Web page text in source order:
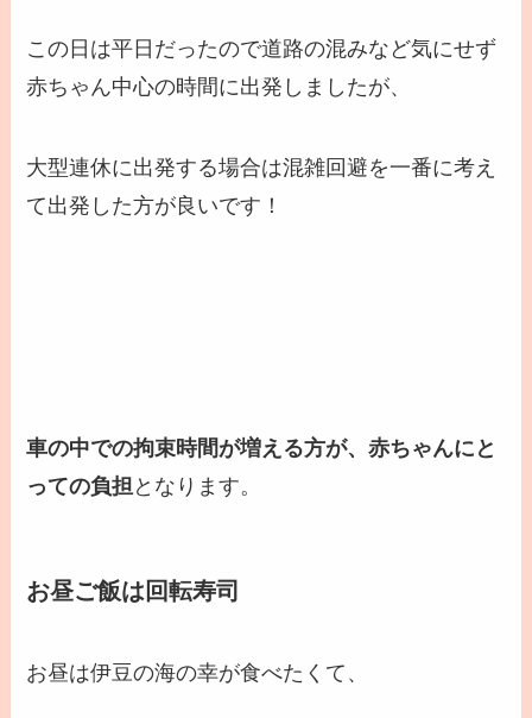
この日は平日だったので道路の混みなど気にせず
赤ちゃん中心の時間に出発しましたが、
大型連休に出発する場合は混雑回避を一番に考え
て出発 した方が良いです！
車の中での拘束時間が増える方が、赤ちゃんにと
っての負担 となります。
お昼ご飯は回転寿司
お昼は伊豆の海の幸が食べたくて、